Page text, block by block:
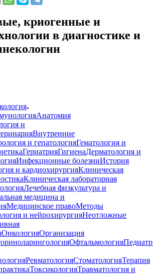
криогенные и
в диагностике и
Анатомия
и
Внутренние
и гепатологияГематология и
ГериатрияГигиенаДерматология и
Инфекционные болезниИстория
и кардиохирургияКлиническая
Клиническая лабораторная
Лечебная физкультура и
медицина и
Медицинское правоМетоды
и нейрохирургияНеотложные
ОнкологияОрганизация
Офтальмология
РевматологияСтоматологияТерапия
ТоксикологияТравматология и